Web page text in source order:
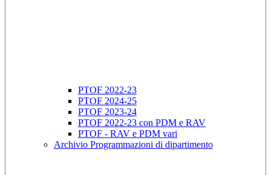
PTOF 2022-23
PTOF 2024-25
PTOF 2023-24
PTOF 2022-23 con PDM e RAV
PTOF - RAV e PDM vari
Archivio Programmazioni di dipartimento